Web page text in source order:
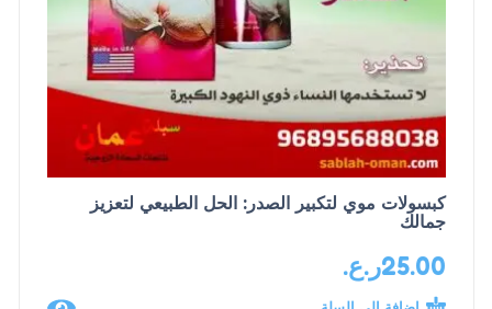
كبسولات موي لتكبير الصدر: الحل الطبيعي لتعزيز
جمالك
25.00ر.ع.